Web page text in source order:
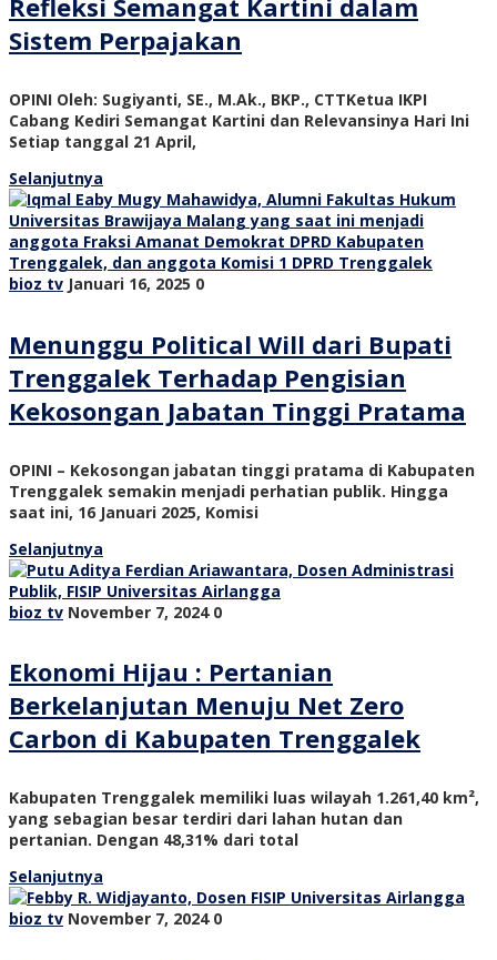
Refleksi Semangat Kartini dalam
Sistem Perpajakan
OPINI Oleh: Sugiyanti, SE., M.Ak., BKP., CTTKetua IKPI
Cabang Kediri Semangat Kartini dan Relevansinya Hari Ini
Setiap tanggal 21 April,
Selanjutnya
bioz tv Januari 16, 2025 0
Menunggu Political Will dari Bupati
Trenggalek Terhadap Pengisian
Kekosongan Jabatan Tinggi Pratama
OPINI – Kekosongan jabatan tinggi pratama di Kabupaten
Trenggalek semakin menjadi perhatian publik. Hingga
saat ini, 16 Januari 2025, Komisi
Selanjutnya
bioz tv November 7, 2024 0
Ekonomi Hijau : Pertanian
Berkelanjutan Menuju Net Zero
Carbon di Kabupaten Trenggalek
Kabupaten Trenggalek memiliki luas wilayah 1.261,40 km²,
yang sebagian besar terdiri dari lahan hutan dan
pertanian. Dengan 48,31% dari total
Selanjutnya
bioz tv November 7, 2024 0